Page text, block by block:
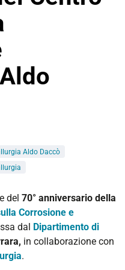
Aldo Daccò
giugno/70-
del 70° anniversario della
Corrosione e
dal Dipartimento di
in collaborazione con
.